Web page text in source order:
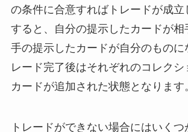
の条件に合意すればトレードが成立
すると、自分の提示したカードが相
手の提示したカードが自分のものに
レード完了後はそれぞれのコレクシ
カードが追加された状態となります
トレードができない場合にはいく